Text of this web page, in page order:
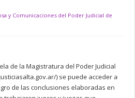
y Comunicaciones del Poder Judicial de
de la Magistratura del Poder Judicial
) se puede acceder a
de las conclusiones elaboradas en